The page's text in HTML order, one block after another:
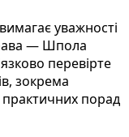
уважності
— Шпола
перевірте
зокрема
порад